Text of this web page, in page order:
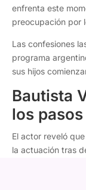
enfrenta este
preocupación por
Las confesiones
programa
sus hijos
Bautista
los
El actor reveló
la actuación tras